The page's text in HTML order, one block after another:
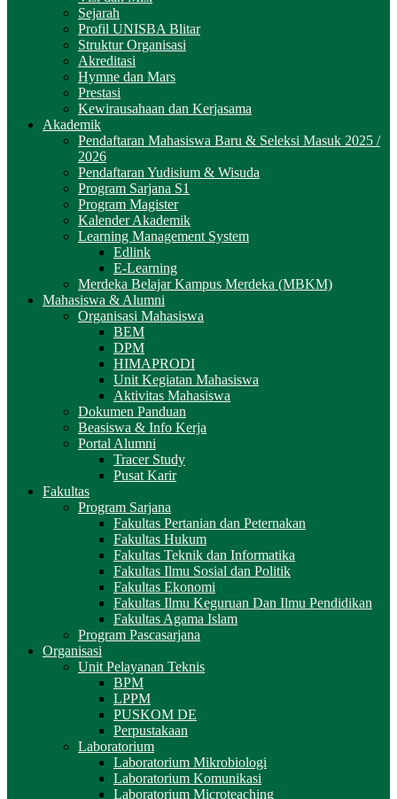
Sejarah
Profil UNISBA Blitar
Struktur Organisasi
Akreditasi
Hymne dan Mars
Prestasi
Kewirausahaan dan Kerjasama
Akademik
Pendaftaran Mahasiswa Baru & Seleksi Masuk 2025 /
2026
Pendaftaran Yudisium & Wisuda
Program Sarjana S1
Program Magister
Kalender Akademik
Learning Management System
Edlink
E-Learning
Merdeka Belajar Kampus Merdeka (MBKM)
Mahasiswa & Alumni
Organisasi Mahasiswa
BEM
DPM
HIMAPRODI
Unit Kegiatan Mahasiswa
Aktivitas Mahasiswa
Dokumen Panduan
Beasiswa & Info Kerja
Portal Alumni
Tracer Study
Pusat Karir
Fakultas
Program Sarjana
Fakultas Pertanian dan Peternakan
Fakultas Hukum
Fakultas Teknik dan Informatika
Fakultas Ilmu Sosial dan Politik
Fakultas Ekonomi
Fakultas Ilmu Keguruan Dan Ilmu Pendidikan
Fakultas Agama Islam
Program Pascasarjana
Organisasi
Unit Pelayanan Teknis
BPM
LPPM
PUSKOM DE
Perpustakaan
Laboratorium
Laboratorium Mikrobiologi
Laboratorium Komunikasi
Laboratorium Microteaching